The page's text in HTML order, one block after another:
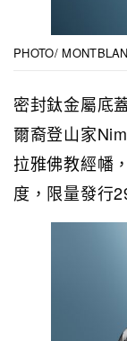
PHOTO/
密封鈦金屬底
爾裔登山家
拉雅佛教經幡
度，限量發行